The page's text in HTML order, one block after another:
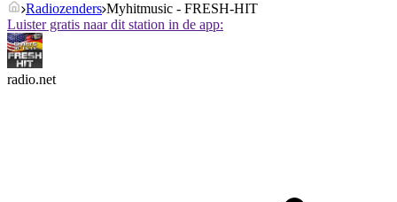
Radiozenders Myhitmusic - FRESH-HIT
Luister gratis naar dit station in de app:
radio.net